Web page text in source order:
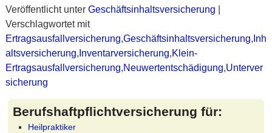
Veröffentlicht unter Geschäftsinhaltsversicherung
Verschlagwortet mit
Ertragsausfallversicherung,Geschäftsinhaltsversicherung, Inh
altsversicherung, Inventarversicherung,Klein-
Ertragsausfallversicherung,Neuwertentschädigung,Unterver
sicherung
Berufshaftpflichtversicherung für:
Heilpraktiker